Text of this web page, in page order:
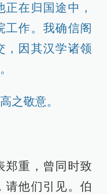
在归国途中，
工作。我确信阁
，因其汉学诸领
之敬意。
郑重，曾同时致
请他们引见。伯